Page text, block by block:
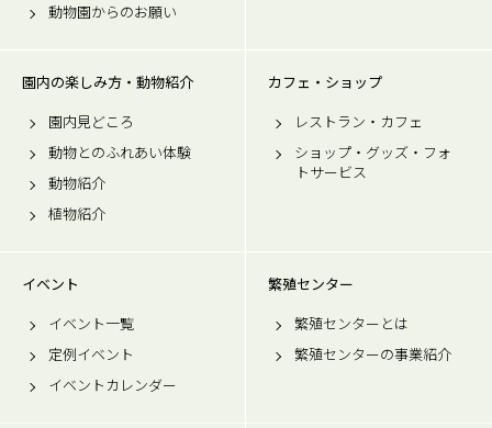
動物園からのお願い
園内の楽しみ方・動物紹介
園内見どころ
動物とのふれあい体験
動物紹介
植物紹介
カフェ・ショップ
レストラン・カフェ
ショップ・グッズ・フォ
トサービス
イベント
イベント一覧
定例イベント
イベントカレンダー
繁殖センター
繁殖センターとは
繁殖センターの事業紹介